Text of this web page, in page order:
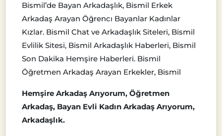
Bismil’de Bayan Arkadaşlık, Bismil Erkek
Arkadaş Arayan Öğrencı Bayanlar Kadınlar
Kızlar. Bismil Chat ve Arkadaşlık Siteleri, Bismil
Evlilik Sitesi, Bismil Arkadaşlık Haberleri, Bismil
Son Dakika Hemşire Haberleri. Bismil
Öğretmen Arkadaş Arayan Erkekler, Bismil
Hemşire Arkadaş Arıyorum, Öğretmen
Arkadaş, Bayan Evli Kadın Arkadaş Arıyorum,
Arkadaşlık.